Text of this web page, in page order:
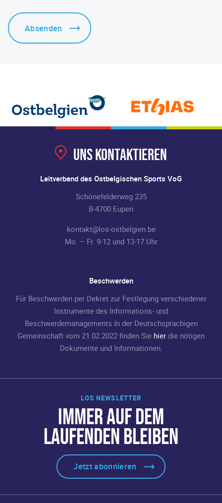
LOS NEWSLETTER
IMMER AUF DEM
LAUFENDEN BLEIBEN
Jetzt abonnieren
Uns kontaktieren
Leitverband des Ostbelgischen Sports VoG
Schönefelderweg 235
B-4700 Eupen
kontakt@los-ostbelgien.be
Mo. – Fr. 9-12 und 13-17 Uhr
Beschwerden
Für Beschwerden per Dekret zur Festlegung verschiedener
Instrumente des Informations- und
Beschwerdemanagements In der Deutschsprachigen
Gemeinschaft vom 21.02.2022 finden Sie hier die nötigen
Dokumente und Informationen.